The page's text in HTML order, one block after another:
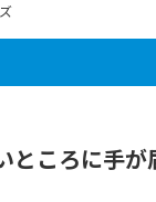
ところに手